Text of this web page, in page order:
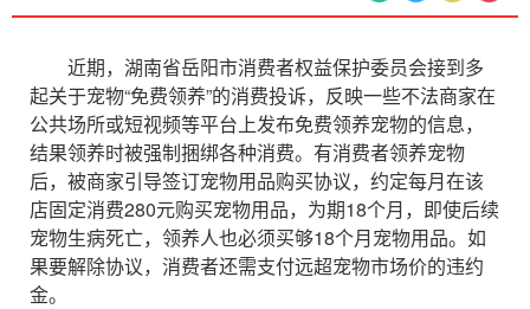
近期，湖南省岳阳市消费者权益保护委员会接到多
起关于宠物“免费领养”的消费投诉，反映一些不法商家在
公共场所或短视频等平台上发布免费领养宠物的信息，
结果领养时被强制捆绑各种消费。有消费者领养宠物
后，被商家引导签订宠物用品购买协议，约定每月在该
店固定消费280元购买宠物用品，为期18个月，即使后续
宠物生病死亡，领养人也必须买够18个月宠物用品。如
果要解除协议，消费者还需支付远超宠物市场价的违约
金。